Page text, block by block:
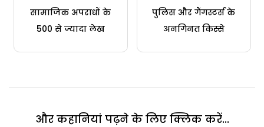
सामाजिक अपराधों के
500 से ज्यादा लेख
पुलिस और गैंगस्टर्स के
अनगिनत किस्से
और कहानियां पढ़ने के लिए क्लिक करें...